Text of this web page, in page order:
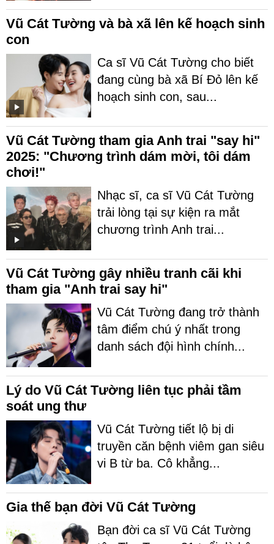
Vũ Cát Tường và bà xã lên kế hoạch sinh
con
Ca sĩ Vũ Cát Tường cho biết
đang cùng bà xã Bí Đỏ lên kế
hoạch sinh con, sau...
Vũ Cát Tường tham gia Anh trai "say hi"
2025: "Chương trình dám mời, tôi dám
chơi!"
Nhạc sĩ, ca sĩ Vũ Cát Tường
trải lòng tại sự kiện ra mắt
chương trình Anh trai...
Vũ Cát Tường gây nhiều tranh cãi khi
tham gia "Anh trai say hi"
Vũ Cát Tường đang trở thành
tâm điểm chú ý nhất trong
danh sách đội hình chính...
Lý do Vũ Cát Tường liên tục phải tầm
soát ung thư
Vũ Cát Tường tiết lộ bị di
truyền căn bệnh viêm gan siêu
vi B từ ba. Cô khẳng...
Gia thế bạn đời Vũ Cát Tường
Bạn đời ca sĩ Vũ Cát Tường